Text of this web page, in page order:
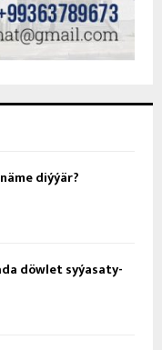
diýýär?
döw­let sy­ýa­sa­ty­